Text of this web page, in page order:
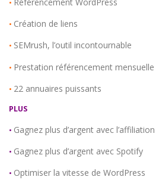
•
• Création de liens
• SEMrush, l’outil incontournable
• Prestation référencement mensuelle
• 22 annuaires puissants
PLUS
• Gagnez plus d’argent avec l’affiliation
• Gagnez plus d’argent avec Spotify
• Optimiser la vitesse de WordPress